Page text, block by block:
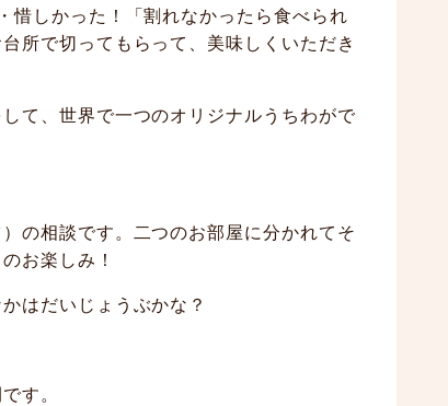
惜しかった！「割れなかったら食べられ
所で切ってもらって、美味しくいただき
て、世界で一つのオリジナルうちわがで
の相談です。二つのお部屋に分かれてそ
お楽しみ！
はだいじょうぶかな？
す。